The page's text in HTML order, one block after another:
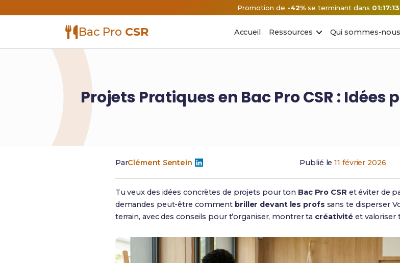
Promotion de -42%se terminant dans 01:17:12
Bac Pro CSR Accueil Ressources Qui sommes-
Projets Pratiques en Bac Pro CSR :
ParClément Sentein Publié le11 février 2026
Tu veux des idées concrètes de projets pour ton Bac Pro CSR et éviter de
demandes peut-être comment briller devant les profs sans te disperser
terrain, avec des conseils pour t’organiser, montrer ta créativité et valoriser